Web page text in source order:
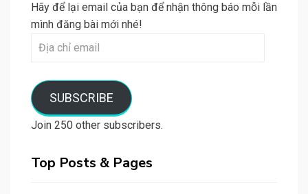
Hãy để lại email của bạn để nhận thông báo mỗi lần
mình đăng bài mới nhé!
Địa
SUBSCRIBE
Join 250 other subscribers.
Top Posts & Pages